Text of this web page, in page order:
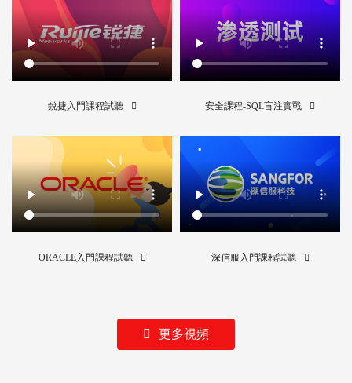
銳捷入門課程試聽 安全課程-SQL盲注實戰
ORACLE入門課程試聽 深信服入門課程試聽
更多視頻